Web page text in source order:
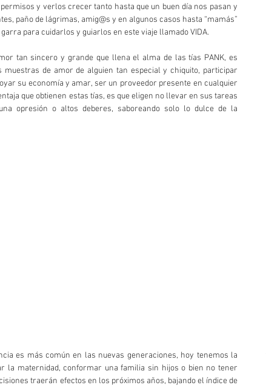
y verlos crecer tanto hasta que un buen día nos pasan y
paño de lágrimas, amig@s y en algunos casos hasta “mamás”
para cuidarlos y guiarlos en este viaje llamado VIDA.
tan sincero y grande que llena el alma de las tías PANK, es
de amor de alguien tan especial y chiquito, participar
su economía y amar, ser un proveedor presente en cualquier
que obtienen estas tías, es que eligen no llevar en sus tareas
opresión o altos deberes, saboreando solo lo dulce de la
es más común en las nuevas generaciones, hoy tenemos la
la maternidad, conformar una familia sin hijos o bien no tener
traerán efectos en los próximos años, bajando el índice de